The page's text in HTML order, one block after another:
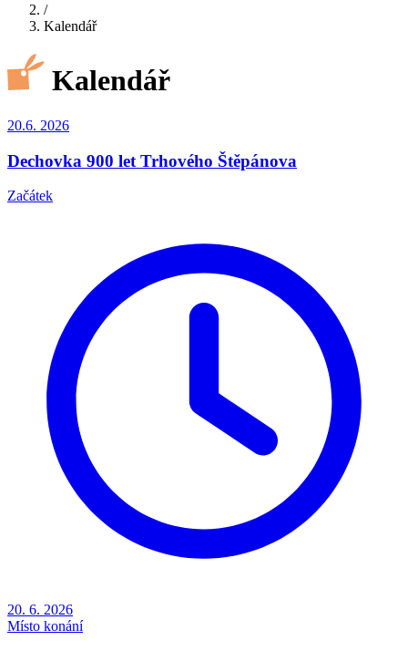
/
Kalendář
Kalendář
20.6. 2026
Dechovka 900 let Trhového Štěpánova
Začátek
20. 6. 2026
Místo konání